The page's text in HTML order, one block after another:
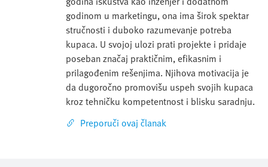
godinom u marketingu, ona ima širok spektar
stručnosti i duboko razumevanje potreba
kupaca. U svojoj ulozi prati projekte i pridaje
poseban značaj praktičnim, efikasnim i
prilagođenim rešenjima. Njihova motivacija je
da dugoročno promovišu uspeh svojih kupaca
kroz tehničku kompetentnost i blisku saradnju.
Preporuči ovaj članak